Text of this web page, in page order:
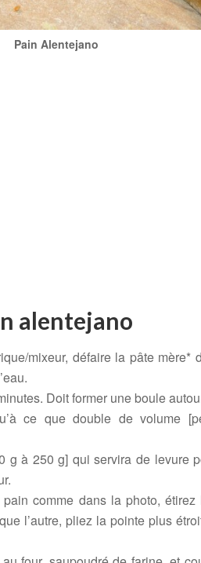
Pain Alentejano
alentejano
mixeur, défaire la pâte mère*
Doit former une boule
ce que double de volume
g à 250 g] qui servira de levure
comme dans la photo,
l’autre, pliez la pointe plus